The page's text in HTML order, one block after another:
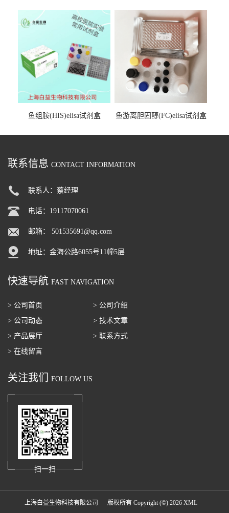
鱼组胺(HIS)elisa试剂盒 鱼游离胆固醇(FC)elisa试剂盒
联系信息 CONTACT INFORMATION
联系人：蔡经理
电话：19117070061
邮箱： 501535691@qq.com
地址：金海公路6055号11幢5层
快速导航 FAST NAVIGATION
> 公司首页
> 公司介绍
> 公司动态
> 技术文章
> 产品展厅
> 联系方式
> 在线留言
关注我们 FOLLOW US
扫一扫
上海白益生物科技有限公司 版权所有 Copyright (©) 2026 XML